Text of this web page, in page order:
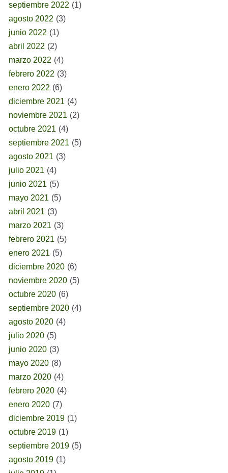
septiembre 2022 (1)
agosto 2022 (3)
junio 2022 (1)
abril 2022 (2)
marzo 2022 (4)
febrero 2022 (3)
enero 2022 (6)
diciembre 2021 (4)
noviembre 2021 (2)
octubre 2021 (4)
septiembre 2021 (5)
agosto 2021 (3)
julio 2021 (4)
junio 2021 (5)
mayo 2021 (5)
abril 2021 (3)
marzo 2021 (3)
febrero 2021 (5)
enero 2021 (5)
diciembre 2020 (6)
noviembre 2020 (5)
octubre 2020 (6)
septiembre 2020 (4)
agosto 2020 (4)
julio 2020 (5)
junio 2020 (3)
mayo 2020 (8)
marzo 2020 (4)
febrero 2020 (4)
enero 2020 (7)
diciembre 2019 (1)
octubre 2019 (1)
septiembre 2019 (5)
agosto 2019 (1)